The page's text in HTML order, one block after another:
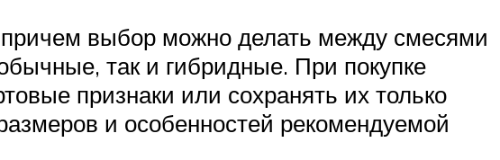
выбор можно делать между смесями
так и гибридные. При покупке
признаки или сохранять их только
и особенностей рекомендуемой